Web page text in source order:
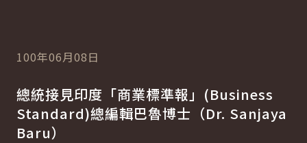
100年06月08日
總統接見印度「商業標準報」(Business
Standard)總編輯巴魯博士（Dr. Sanjaya
Baru）